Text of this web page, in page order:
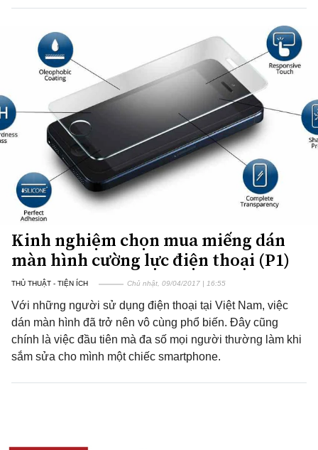
Kinh nghiệm chọn mua miếng dán
màn hình cường lực điện thoại (P1)
THỦ THUẬT - TIỆN ÍCH Chủ nhật, 09/04/2017 | 16:55
Với những người sử dụng điện thoại tại Việt Nam, việc
dán màn hình đã trở nên vô cùng phổ biến. Đây cũng
chính là việc đầu tiên mà đa số mọi người thường làm khi
sắm sửa cho mình một chiếc smartphone.